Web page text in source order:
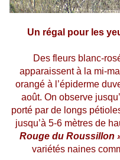
Un régal pour les
Des fleurs blanc-
apparaissent à la mi-
orangé à l’épiderme
août. On observe
porté par de longs
jusqu’à 5-6 mètres de
Rouge du Roussillon
variétés naines